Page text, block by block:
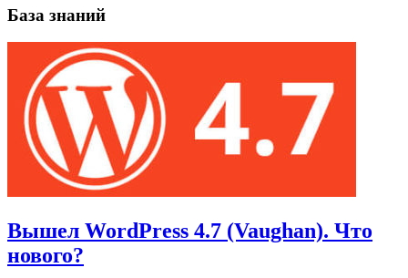
База знаний
Вышел WordPress 4.7 (Vaughan). Что
нового?